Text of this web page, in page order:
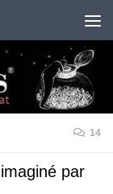
14
par